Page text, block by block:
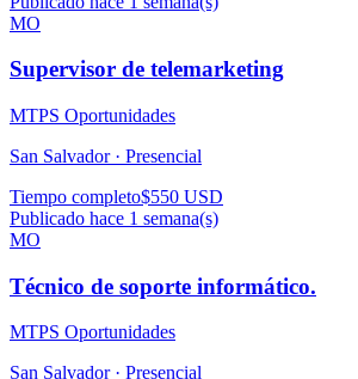
MO
Supervisor de telemarketing
MTPS Oportunidades
San Salvador · Presencial
Tiempo completo$550 USD
Publicado hace 1 semana(s)
MO
Técnico de soporte informático.
MTPS Oportunidades
San Salvador · Presencial